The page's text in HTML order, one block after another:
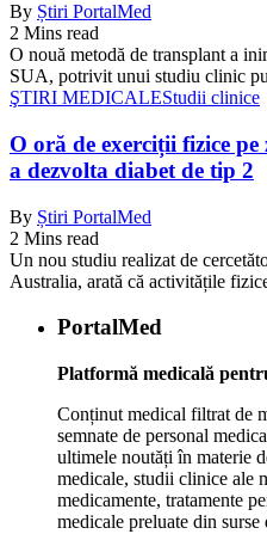
By Știri PortalMed
2 Mins read
O nouă metodă de transplant a
SUA, potrivit unui studiu clinic
ŞTIRI MEDICALEStudii clinice
O oră de exerciții fizice
a dezvolta diabet de tip 2
By Știri PortalMed
2 Mins read
Un nou studiu realizat de
Australia, arată că activitățile
PortalMed
Platformă medicală
Conținut medical filtrat de
semnate de personal
ultimele noutăți în materie
medicale, studii clinice ale
medicamente, tratamente
medicale preluate din surse